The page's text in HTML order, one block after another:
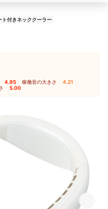
ト付きネッククーラー
4.95 稼働音の大きさ 4.21
5.00